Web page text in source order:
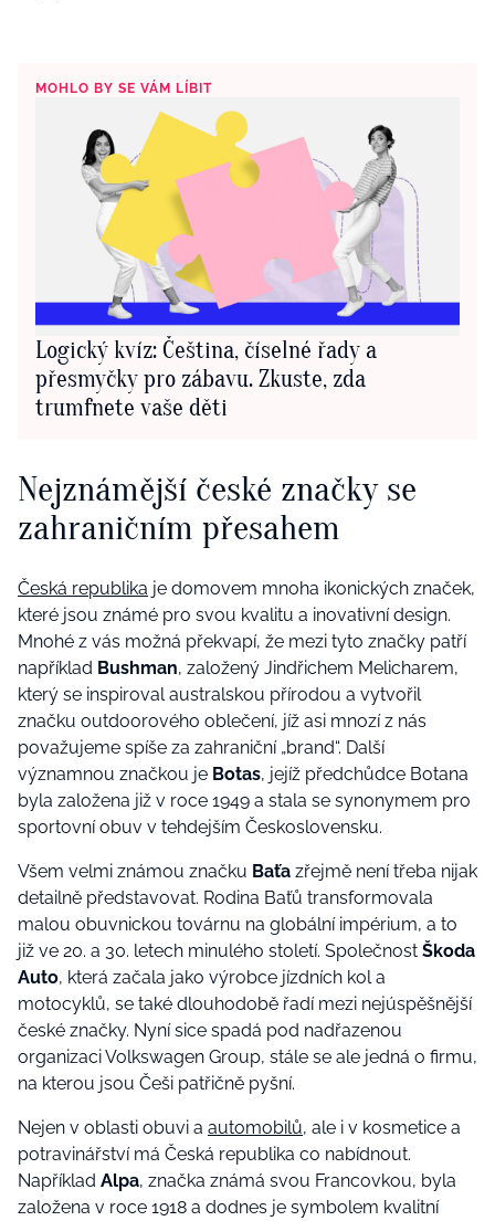
MOHLO BY SE VÁM LÍBIT
Logický kvíz: Čeština, číselné řady a
přesmyčky pro zábavu. Zkuste, zda
trumfnete vaše děti
Nejznámější české značky se
zahraničním přesahem
Česká republika je domovem mnoha ikonických značek,
které jsou známé pro svou kvalitu a inovativní design.
Mnohé z vás možná překvapí, že mezi tyto značky patří
například Bushman, založený Jindřichem Melicharem,
který se inspiroval australskou přírodou a vytvořil
značku outdoorového oblečení, jíž asi mnozí z nás
považujeme spíše za zahraniční „brand“. Další
významnou značkou je Botas, jejíž předchůdce Botana
byla založena již v roce 1949 a stala se synonymem pro
sportovní obuv v tehdejším Československu.
Všem velmi známou značku Baťa zřejmě není třeba nijak
detailně představovat. Rodina Baťů transformovala
malou obuvnickou továrnu na globální impérium, a to
již ve 20. a 30. letech minulého století. Společnost Škoda
Auto, která začala jako výrobce jízdních kol a
motocyklů, se také dlouhodobě řadí mezi nejúspěšnější
české značky. Nyní sice spadá pod nadřazenou
organizaci Volkswagen Group, stále se ale jedná o firmu,
na kterou jsou Češi patřičně pyšní.
Nejen v oblasti obuvi a automobilů, ale i v kosmetice a
potravinářství má Česká republika co nabídnout.
Například Alpa, značka známá svou Francovkou, byla
založena v roce 1918 a dodnes je symbolem kvalitní